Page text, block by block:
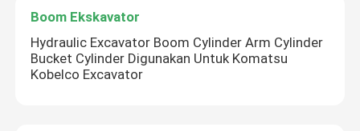
Boom Ekskavator
Hydraulic Excavator Boom Cylinder Arm Cylinder
Bucket Cylinder Digunakan Untuk Komatsu
Kobelco Excavator